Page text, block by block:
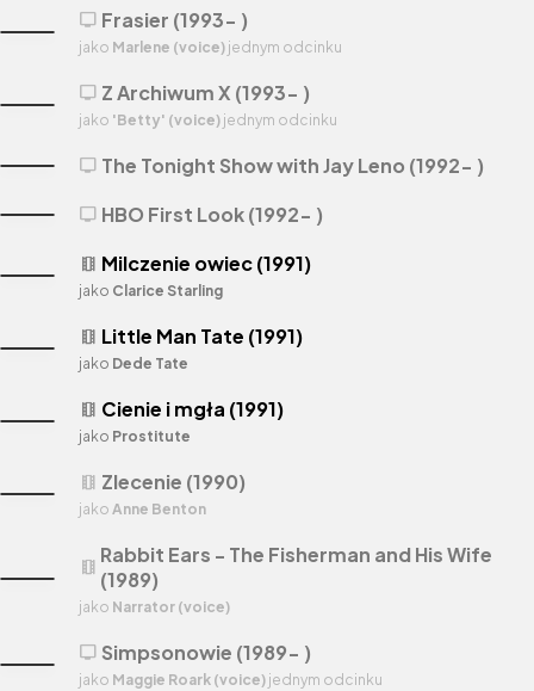
theaters Milczenie owiec (1991)
jako Clarice Starling
theaters Little Man Tate (1991)
jako Dede Tate
theaters Zlecenie (1990)
jako Anne Benton
theaters Cienie i mgła (1991)
jako Prostitute
theaters Rabbit Ears - The Fisherman and His Wife
(1989)
jako Narrator (voice)
tv Simpsonowie (1989- )
jako Maggie Roark (voice) jednym odcinku
tv The Tonight Show with Jay Leno (1992- )
tv Frasier (1993- )
jako Marlene (voice) jednym odcinku
tv Z Archiwum X (1993- )
jako 'Betty' (voice) jednym odcinku
tv HBO First Look (1992- )